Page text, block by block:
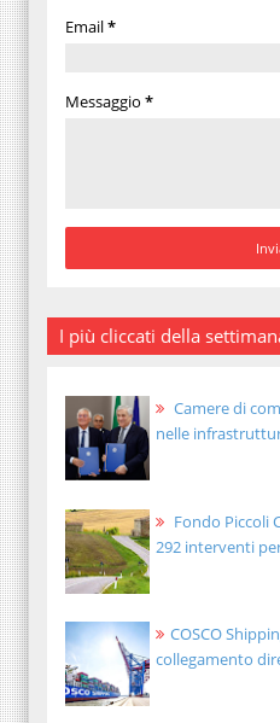
Email*
Messaggio *
I più cliccati della
Camere di
nelle
Fondo Piccoli
292 interventi
COSCO
collegamento